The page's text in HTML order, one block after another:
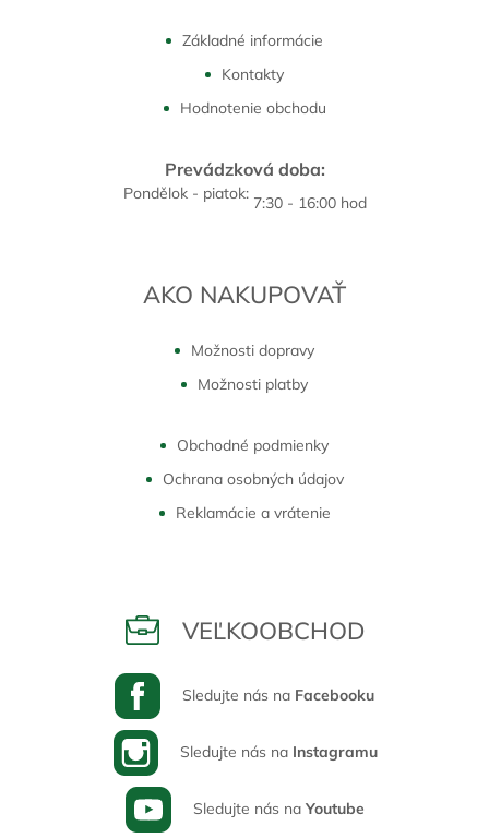
Základné informácie
Kontakty
Hodnotenie obchodu
Prevádzková doba:
Pondělok - piatok: 7:30 - 16:00 hod
AKO NAKUPOVAŤ
Možnosti dopravy
Možnosti platby
Obchodné podmienky
Ochrana osobných údajov
Reklamácie a vrátenie
VEĽKOOBCHOD
Sledujte nás na Facebooku
Sledujte nás na Instagramu
Sledujte nás na Youtube